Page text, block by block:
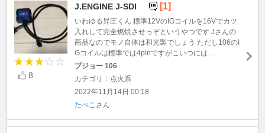
8
J.ENGINE J-SDI [1]
いわゆる昇圧くん 標準12VのIGコイルを16Vでカツ
入れして完全燃焼させっぞというやつです Jさんの
商品なのでモノ自体は和光製でしょう ただし106のI
Gコイルは標準では4pinですがこいつには ...
プジョー 106
カテゴリ：点火系
2022年11月14日 00:18
たべこ さん